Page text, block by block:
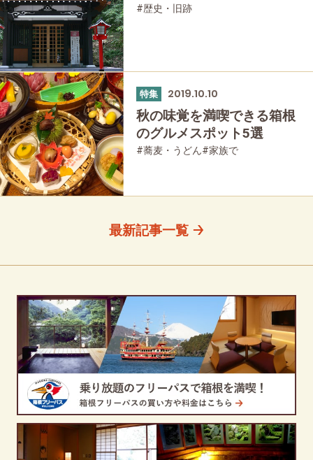
#歴史・旧跡
特集 2019.10.10
秋の味覚を満喫できる箱根
のグルメスポット5選
#蕎麦・うどん#家族で
最新記事一覧